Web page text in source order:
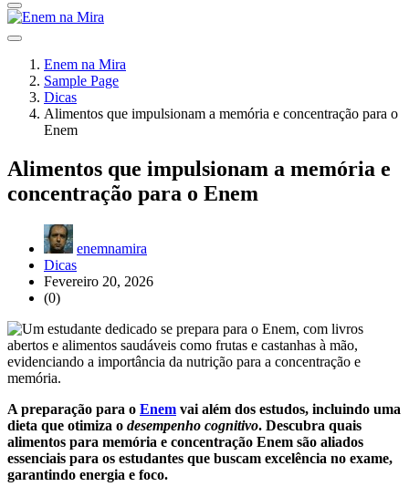
Enem na Mira
Sample Page
Dicas
Alimentos que impulsionam a memória e concentração para o
Enem
Alimentos que impulsionam a memória e
concentração para o Enem
enemnamira
Dicas
Fevereiro 20, 2026
(0)
A preparação para o Enem vai além dos estudos, incluindo uma
dieta que otimiza o desempenho cognitivo. Descubra quais
alimentos para memória e concentração Enem são aliados
essenciais para os estudantes que buscam excelência no exame,
garantindo energia e foco.